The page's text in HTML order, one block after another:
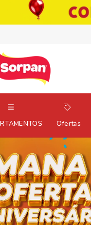
Ofertas